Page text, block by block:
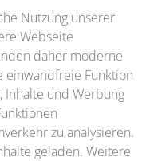
Nutzung unserer
Webseite
daher moderne
einwandfreie Funktion
Inhalte und Werbung
zu analysieren.
geladen. Weitere